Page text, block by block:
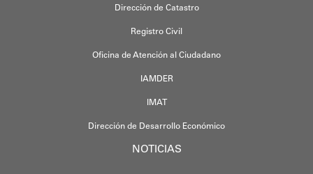
Dirección de Catastro
Registro Civil
Oficina de Atención al Ciudadano
IAMDER
IMAT
Dirección de Desarrollo Económico
NOTICIAS